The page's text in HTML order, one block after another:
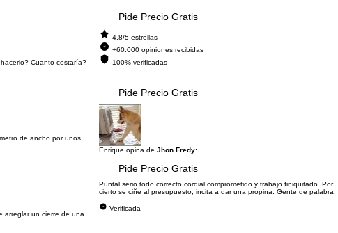
Cuanto costaría?
Pide Precio Gratis
de ancho por unos
Pide Precio Gratis
arreglar un cierre de una
Pide Precio Gratis
4.8/5 estrellas
+60.000 opiniones recibidas
100% verificadas
Enrique opina de Jhon Fredy:
Puntal serio todo correcto cordial comprometido y trabajo finiquitado. Por
cierto se ciñe al presupuesto, incita a dar una propina. Gente de palabra.
Verificada